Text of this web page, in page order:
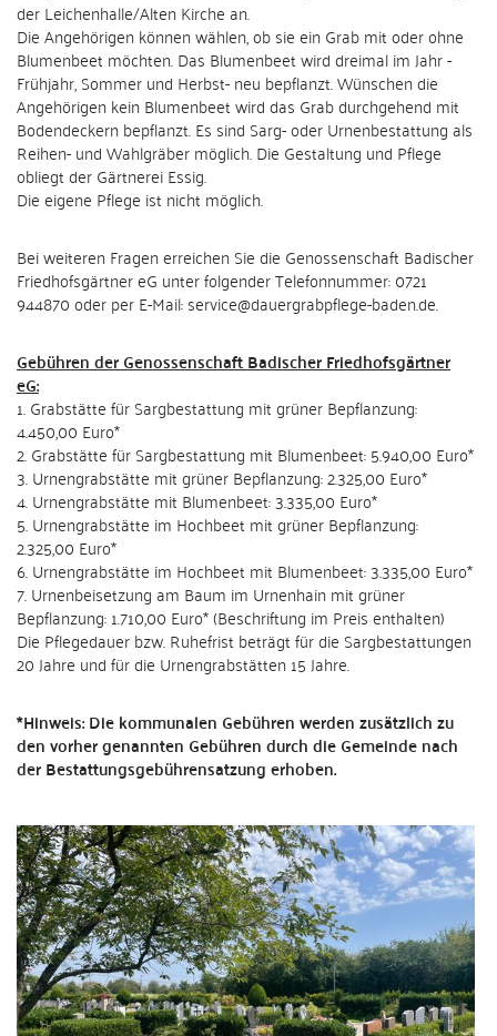
der Leichenhalle/Alten Kirche an.
Die Angehörigen können wählen, ob sie ein Grab mit oder ohne
Blumenbeet möchten. Das Blumenbeet wird dreimal im Jahr -
Frühjahr, Sommer und Herbst- neu bepflanzt. Wünschen die
Angehörigen kein Blumenbeet wird das Grab durchgehend mit
Bodendeckern bepflanzt. Es sind Sarg- oder Urnenbestattung als
Reihen- und Wahlgräber möglich. Die Gestaltung und Pflege
obliegt der Gärtnerei Essig.
Die eigene Pflege ist nicht möglich.
Bei weiteren Fragen erreichen Sie die Genossenschaft Badischer
Friedhofsgärtner eG unter folgender Telefonnummer: 0721
944870 oder per E-Mail: service@dauergrabpflege-baden.de.
Gebühren der Genossenschaft Badischer Friedhofsgärtner
eG:
1. Grabstätte für Sargbestattung mit grüner Bepflanzung:
4.450,00 Euro*
2. Grabstätte für Sargbestattung mit Blumenbeet: 5.940,00 Euro*
3. Urnengrabstätte mit grüner Bepflanzung: 2.325,00 Euro*
4. Urnengrabstätte mit Blumenbeet: 3.335,00 Euro*
5. Urnengrabstätte im Hochbeet mit grüner Bepflanzung:
2.325,00 Euro*
6. Urnengrabstätte im Hochbeet mit Blumenbeet: 3.335,00 Euro*
7. Urnenbeisetzung am Baum im Urnenhain mit grüner
Bepflanzung: 1.710,00 Euro* (Beschriftung im Preis enthalten)
Die Pflegedauer bzw. Ruhefrist beträgt für die Sargbestattungen
20 Jahre und für die Urnengrabstätten 15 Jahre.
*Hinweis: Die kommunalen Gebühren werden zusätzlich zu
den vorher genannten Gebühren durch die Gemeinde nach
der Bestattungsgebührensatzung erhoben.